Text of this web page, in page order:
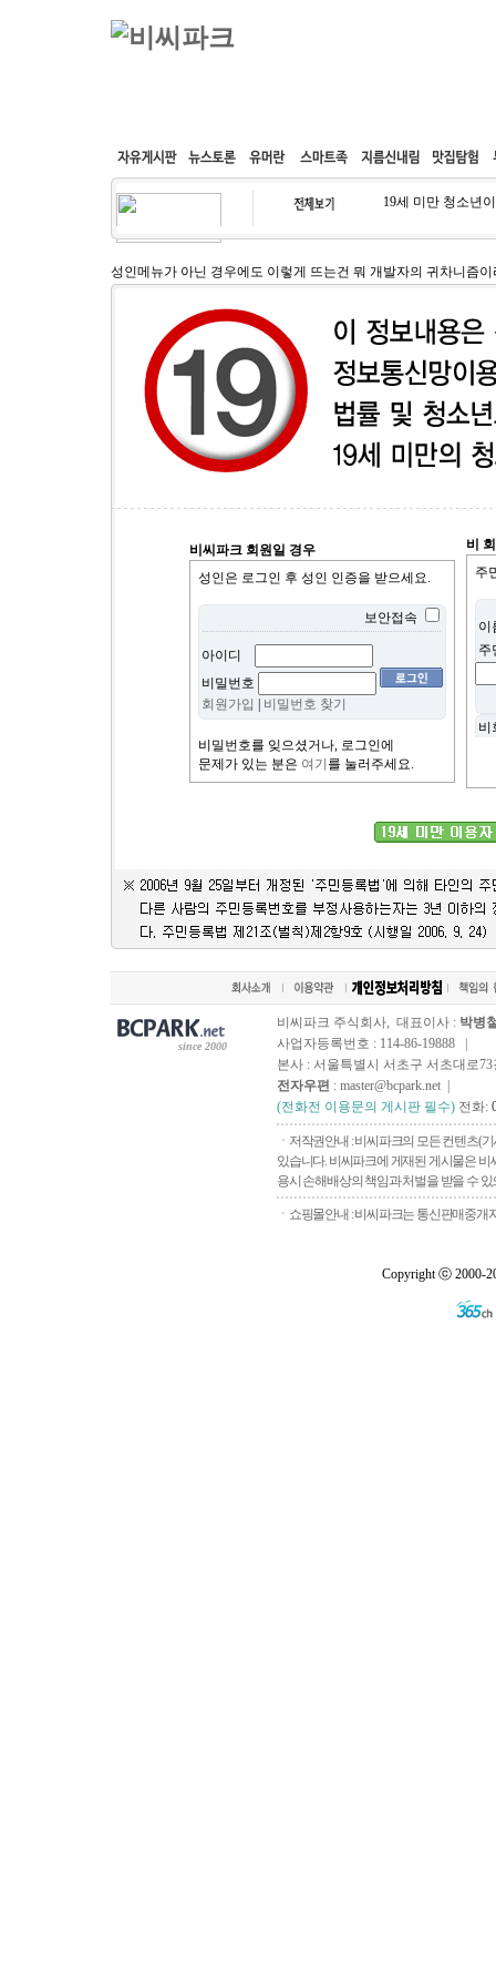
커뮤니티 속도패치 웹호스팅 공동구매
19세 미만 청소년
성인메뉴가 아닌 경우에도 이렇게 뜨는건 뭐 개발자의 귀차니즘이
비씨파크 회원일 경우
성인은 로그인 후 성인 인증을 받으세요.
보안접속
아이디
비밀번호
회원가입
비밀번호 찾기
비밀번호를 잊으셨거나, 로그인에
문제가 있는 분은 여기 를 눌러주세요.
비
주
주
비
since 2000
비씨파크 주식회사, 대표이사 : 박병
사업자등록번호 : 114-86-19888 |
본사 : 서울특별시 서초구 서초대로73
전자우편 : master@bcpark.net |
(전화전 이용문의 게시판 필수) 전화:
ㆍ저작권안내 : 비씨파크의 모든 컨텐츠(
있습니다. 비씨파크에 게재된 게시물은
용시 손해배상의 책임과 처벌을 받을 수
ㆍ쇼핑몰안내 : 비씨파크는 통신판매중개
Copyright ⓒ 2000-